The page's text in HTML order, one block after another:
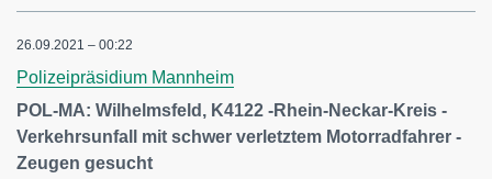
26.09.2021 – 00:22
Polizeipräsidium Mannheim
POL-MA: Wilhelmsfeld, K4122 -Rhein-Neckar-Kreis -
Verkehrsunfall mit schwer verletztem Motorradfahrer -
Zeugen gesucht